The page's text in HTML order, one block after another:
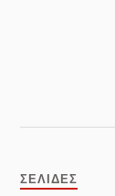
ΣΕΛΊΔΕΣ